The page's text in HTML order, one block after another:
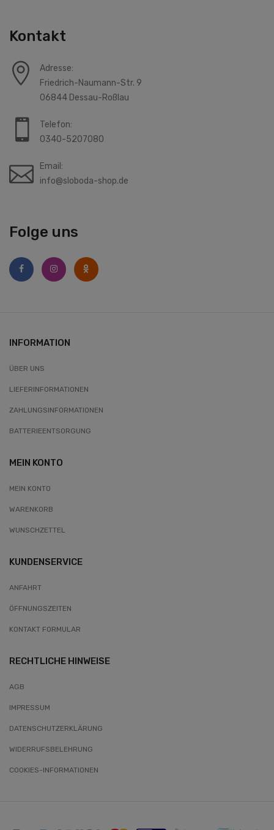
Folge uns
Kontakt
Adresse:
Friedrich-Naumann-Str. 9
06844 Dessau-Roßlau
Telefon:
0340-5207080
Email:
info@sloboda-shop.de
INFORMATION
ÜBER UNS
LIEFERINFORMATIONEN
ZAHLUNGSINFORMATIONEN
BATTERIEENTSORGUNG
MEIN KONTO
MEIN KONTO
WARENKORB
WUNSCHZETTEL
KUNDENSERVICE
ANFAHRT
ÖFFNUNGSZEITEN
KONTAKT FORMULAR
RECHTLICHE HINWEISE
AGB
IMPRESSUM
DATENSCHUTZERKLÄRUNG
WIDERRUFSBELEHRUNG
COOKIES-INFORMATIONEN